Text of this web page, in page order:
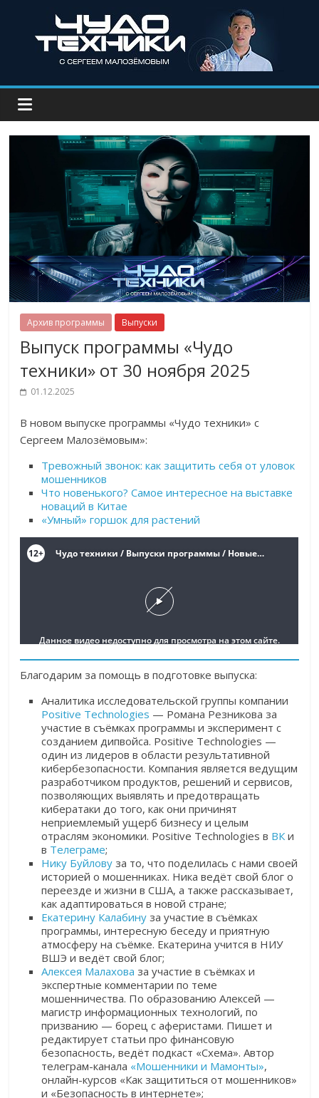
Архив программы Выпуски
Выпуск программы «Чудо
техники» от 30 ноября 2025
01.12.2025
В новом выпуске программы «Чудо техники» с
Сергеем Малозёмовым»:
Тревожный звонок: как защитить себя от уловок
мошенников
Что новенького? Самое интересное на выставке
новаций в Китае
«Умный» горшок для растений
Благодарим за помощь в подготовке выпуска:
Аналитика исследовательской группы компании
Positive Technologies — Романа Резникова за
участие в съёмках программы и эксперимент с
созданием дипвойса. Positive Technologies —
один из лидеров в области результативной
кибербезопасности. Компания является ведущим
разработчиком продуктов, решений и сервисов,
позволяющих выявлять и предотвращать
кибератаки до того, как они причинят
неприемлемый ущерб бизнесу и целым
отраслям экономики. Positive Technologies в ВКи
в Телеграме;
Нику Буйлову за то, что поделилась с нами своей
историей о мошенниках. Ника ведёт свой блог о
переезде и жизни в США, а также рассказывает,
как адаптироваться в новой стране;
Екатерину Калабину за участие в съёмках
программы, интересную беседу и приятную
атмосферу на съёмке. Екатерина учится в НИУ
ВШЭ и ведёт свой блог;
Алексея Малахова за участие в съёмках и
экспертные комментарии по теме
мошенничества. По образованию Алексей —
магистр информационных технологий, по
призванию — борец с аферистами. Пишет и
редактирует статьи про финансовую
безопасность, ведёт подкаст «Схема». Автор
телеграм-канала «Мошенники и Мамонты»,
онлайн-курсов «Как защититься от мошенников»
и «Безопасность в интернете»;